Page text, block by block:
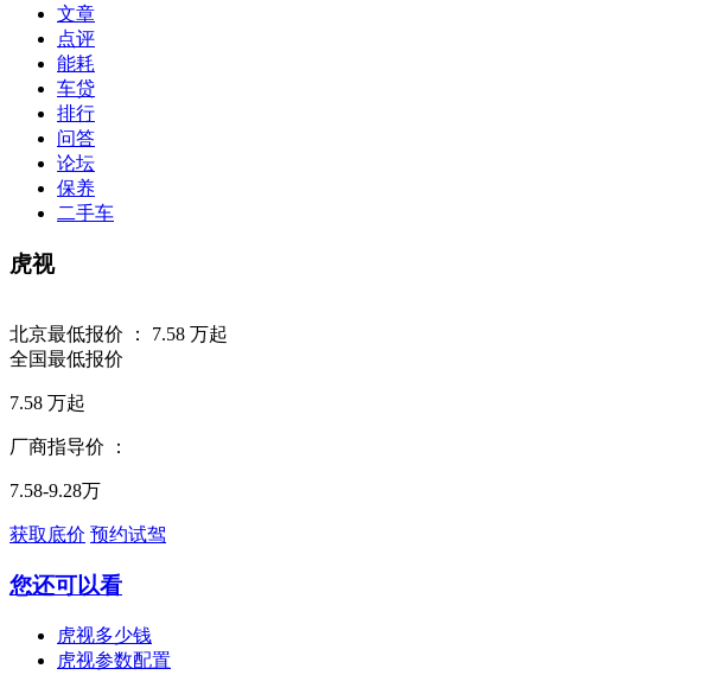
文章
点评
能耗
车贷
排行
问答
论坛
保养
二手车
虎视
北京最低报价 ： 7.58 万起
全国最低报价
7.58 万起
厂商指导价 ：
7.58-9.28万
获取底价 预约试驾
您还可以看
虎视多少钱
虎视参数配置